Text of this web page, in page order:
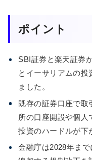
ポイント
SBI証券と楽天証券
とイーサリアムの投
ました。
既存の証券口座で取
所の口座開設や個人
投資のハードルが下
金融庁は2028年ま